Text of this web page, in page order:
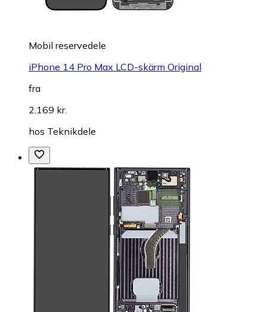
Mobil reservedele
iPhone 14 Pro Max LCD-skärm Original
fra
2.169 kr.
hos Teknikdele